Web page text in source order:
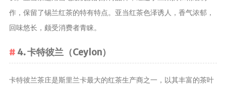
作，保留了锡兰红茶的特有特点。亚当红茶色泽诱人，香气浓郁，
回味悠长，颇受消费者青睐。
4. 卡特彼兰（Ceylon）
卡特彼兰茶庄是斯里兰卡最大的红茶生产商之一，以其丰富的茶叶
健康养生
中药养生
治疗脱发